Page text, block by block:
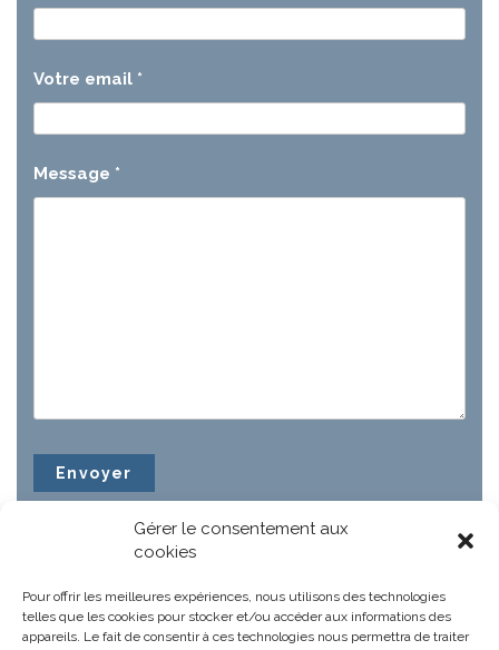
Gérer le consentement aux
cookies
Pour offrir les meilleures expériences, nous utilisons des technologies
telles que les cookies pour stocker et/ou accéder aux informations des
appareils. Le fait de consentir à ces technologies nous permettra de traiter
Votre email *
Message *